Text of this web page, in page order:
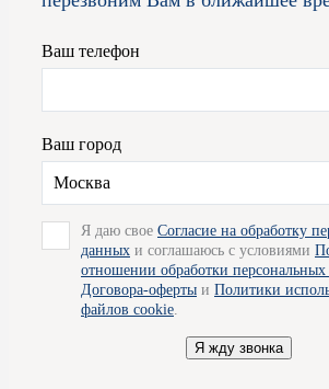
и натуральный шпон из дуба и ореха ,
бережно относится к экологии, поэтому
мебельные шедевры из сырья, которое не
SAN GIACOMO
наших салонов или оставить заявку на
проконсультируем вас и ответим на все
вопросы. Благодаря прямым поставкам от
отлаженной логистической цепочке,
хранению, компания Credit Ceramica
партнером на лучших условиях. Так же
организовать для вас доставку товара по
Ваш телефон
Ваш город
Москва
Я даю свое Согласие на обработку
данных и соглашаюсь с условиями
отношении обработки
Договора-оферты и Политики
файлов cookie
Я жду звонка